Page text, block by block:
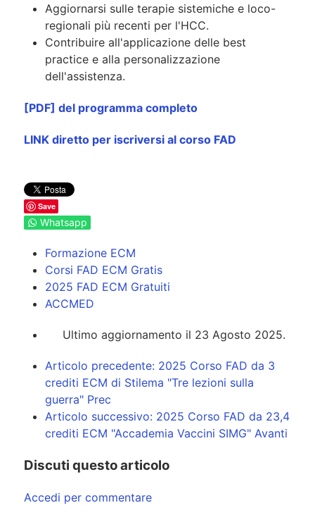
Aggiornarsi sulle terapie sistemiche e loco-
regionali più recenti per l'HCC.
Contribuire all'applicazione delle best
practice e alla personalizzazione
dell'assistenza.
[PDF] del programma completo
LINK diretto per iscriversi al corso FAD
Save
Whatsapp
Formazione ECM
Corsi FAD ECM Gratis
2025 FAD ECM Gratuiti
ACCMED
Ultimo aggiornamento il 23 Agosto 2025.
Articolo precedente: 2025 Corso FAD da 3
crediti ECM di Stilema "Tre lezioni sulla
guerra" Prec
Articolo successivo: 2025 Corso FAD da 23,4
crediti ECM "Accademia Vaccini SIMG" Avanti
Discuti questo articolo
Accedi per commentare